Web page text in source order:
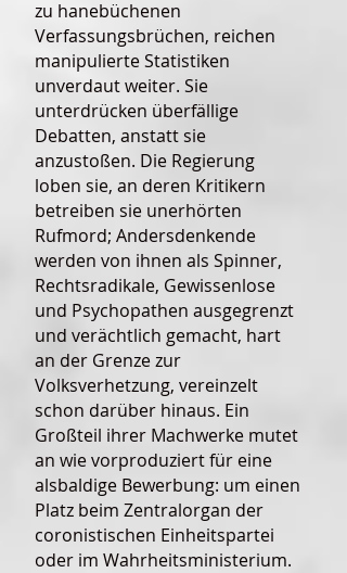
zu hanebüchenen
Verfassungsbrüchen, reichen
manipulierte Statistiken
unverdaut weiter. Sie
unterdrücken überfällige
Debatten, anstatt sie
anzustoßen. Die Regierung
loben sie, an deren Kritikern
betreiben sie unerhörten
Rufmord; Andersdenkende
werden von ihnen als Spinner,
Rechtsradikale, Gewissenlose
und Psychopathen ausgegrenzt
und verächtlich gemacht, hart
an der Grenze zur
Volksverhetzung, vereinzelt
schon darüber hinaus. Ein
Großteil ihrer Machwerke mutet
an wie vorproduziert für eine
alsbaldige Bewerbung: um einen
Platz beim Zentralorgan der
coronistischen Einheitspartei
oder im Wahrheitsministerium.